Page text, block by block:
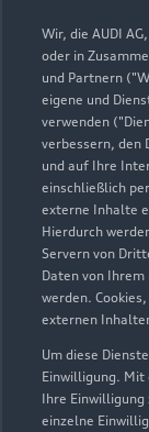
Wir, die AUDI
oder in
und Partnern
eigene und
verwenden
verbessern, den
und auf Ihre
einschließlich
externe Inhalte
Hierdurch
Servern von
Daten von
werden.
externen
Um diese
Einwilligung. Mit
Ihre Einwilligung
einzelne
Sonntag